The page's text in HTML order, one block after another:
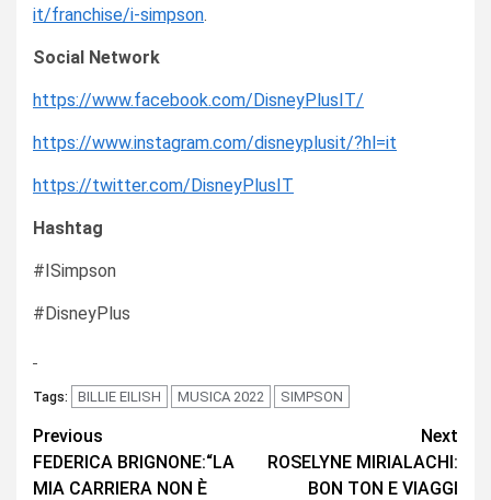
it/franchise/i-simpson.
Social Network
https://www.facebook.com/DisneyPlusIT/
https://www.instagram.com/disneyplusit/?hl=it
https://twitter.com/DisneyPlusIT
Hashtag
#ISimpson
#DisneyPlus
Tags: BILLIE EILISH MUSICA 2022 SIMPSON
Continue
Reading
Previous
FEDERICA BRIGNONE:“LA
MIA CARRIERA NON È
Next
ROSELYNE MIRIALACHI:
BON TON E VIAGGI